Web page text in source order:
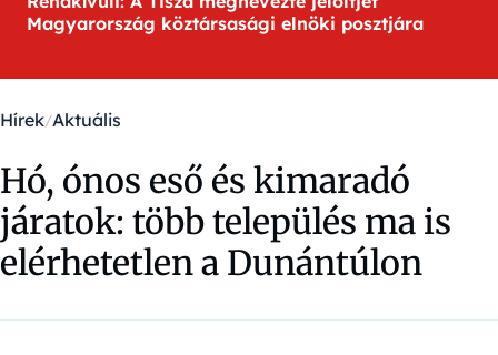
Magyarország köztársasági elnöki posztjára
Hírek Aktuális
Hó, ónos eső és kimaradó
járatok: több település ma is
elérhetetlen a Dunántúlon